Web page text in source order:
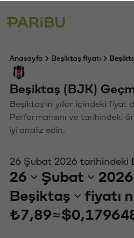
Anasayfa Beşiktaş fiyatı
Beşiktaş (BJK)
Beşiktaş'ın yıllar içindeki fiyat
Performansını ve tarihindeki
iyi analiz edin.
26 Şubat 2026 tarihindeki
26 Şubat 2026
Beşiktaş
fiyatı
₺7,89≈